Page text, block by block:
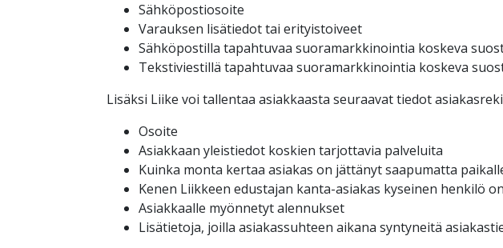
Sähköpostiosoite
Varauksen lisätiedot tai erityistoiveet
Sähköpostilla tapahtuvaa suoramarkkinointia koskeva
Tekstiviestillä tapahtuvaa suoramarkkinointia koskeva
Lisäksi Liike voi tallentaa asiakkaasta seuraavat tiedot
Osoite
Asiakkaan yleistiedot koskien tarjottavia palveluita
Kuinka monta kertaa asiakas on jättänyt saapumatta
Kenen Liikkeen edustajan kanta-asiakas kyseinen henkilö on
Asiakkaalle myönnetyt alennukset
Lisätietoja, joilla asiakassuhteen aikana syntyneitä